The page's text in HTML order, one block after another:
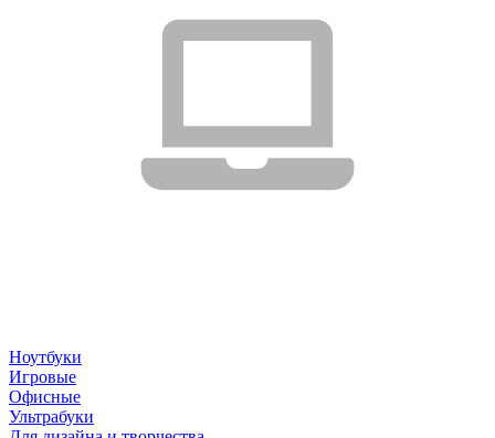
Ноутбуки
Игровые
Офисные
Ультрабуки